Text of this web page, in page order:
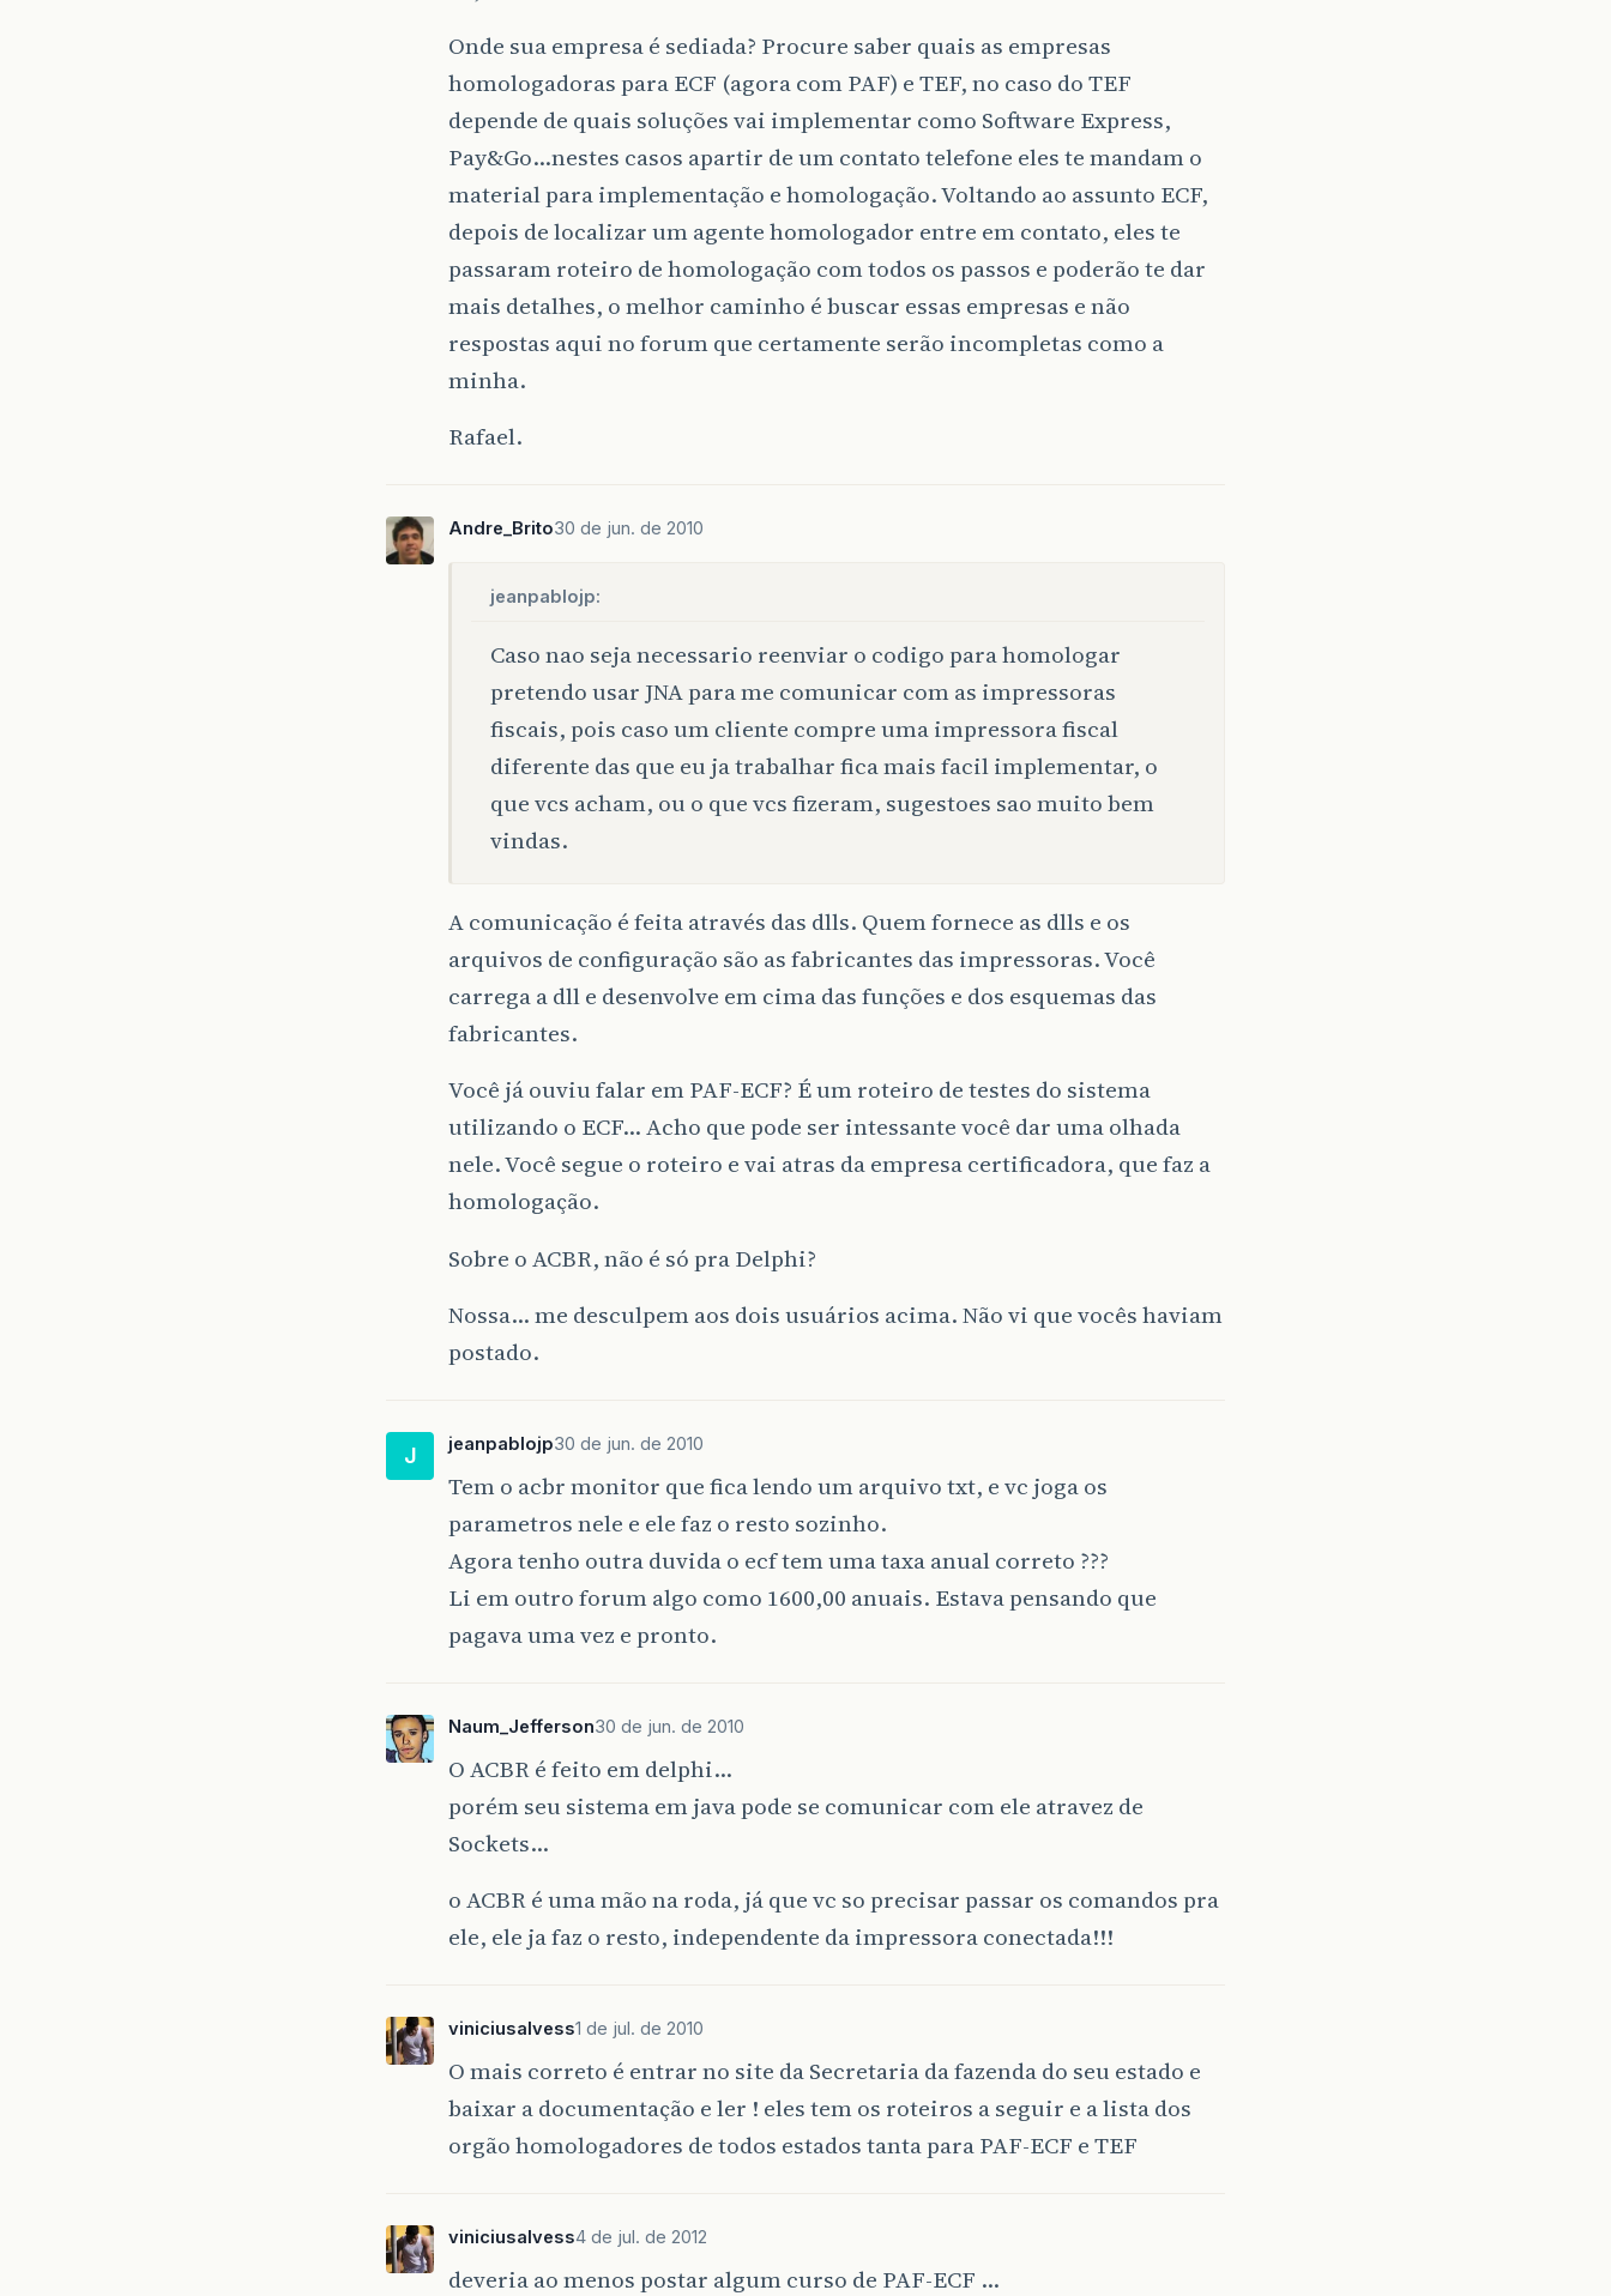
Onde sua empresa é sediada? Procure saber quais as empresas
homologadoras para ECF (agora com PAF) e TEF, no caso do TEF
depende de quais soluções vai implementar como Software Express,
Pay&Go…nestes casos apartir de um contato telefone eles te mandam o
material para implementação e homologação. Voltando ao assunto ECF,
depois de localizar um agente homologador entre em contato, eles te
passaram roteiro de homologação com todos os passos e poderão te dar
mais detalhes, o melhor caminho é buscar essas empresas e não
respostas aqui no forum que certamente serão incompletas como a
minha.
Rafael.
Andre_Brito30 de jun. de 2010
jeanpablojp:
Caso nao seja necessario reenviar o codigo para homologar
pretendo usar JNA para me comunicar com as impressoras
fiscais, pois caso um cliente compre uma impressora fiscal
diferente das que eu ja trabalhar fica mais facil implementar, o
que vcs acham, ou o que vcs fizeram, sugestoes sao muito bem
vindas.
A comunicação é feita através das dlls. Quem fornece as dlls e os
arquivos de configuração são as fabricantes das impressoras. Você
carrega a dll e desenvolve em cima das funções e dos esquemas das
fabricantes.
Você já ouviu falar em PAF-ECF? É um roteiro de testes do sistema
utilizando o ECF… Acho que pode ser intessante você dar uma olhada
nele. Você segue o roteiro e vai atras da empresa certificadora, que faz a
homologação.
Sobre o ACBR, não é só pra Delphi?
Nossa… me desculpem aos dois usuários acima. Não vi que vocês haviam
postado.
J jeanpablojp30 de jun. de 2010
Tem o acbr monitor que fica lendo um arquivo txt, e vc joga os
parametros nele e ele faz o resto sozinho.
Agora tenho outra duvida o ecf tem uma taxa anual correto ???
Li em outro forum algo como 1600,00 anuais. Estava pensando que
pagava uma vez e pronto.
Naum_Jefferson30 de jun. de 2010
O ACBR é feito em delphi…
porém seu sistema em java pode se comunicar com ele atravez de
Sockets…
o ACBR é uma mão na roda, já que vc so precisar passar os comandos pra
ele, ele ja faz o resto, independente da impressora conectada!!!
viniciusalvess1 de jul. de 2010
O mais correto é entrar no site da Secretaria da fazenda do seu estado e
baixar a documentação e ler ! eles tem os roteiros a seguir e a lista dos
orgão homologadores de todos estados tanta para PAF-ECF e TEF
viniciusalvess4 de jul. de 2012
deveria ao menos postar algum curso de PAF-ECF …